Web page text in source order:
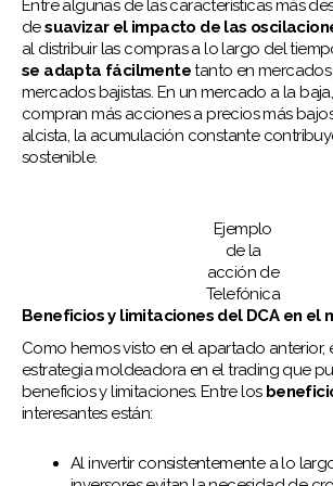
Entre algunas de las características más
desuavizar el impacto de las
al distribuir las compras a lo largo del
se adapta fácilmentetanto en
mercados bajistas. En un mercado a la
compran más acciones a precios más
alcista, la acumulación constante
sostenible.
Ejemplo
de la
acción de
Telefónica
Beneficios y limitaciones del DCA en el
Como hemos visto en el apartado anterior,
estrategia moldeadora en el trading que
beneficios y limitaciones. Entre los
interesantes están:
Al invertir consistentemente a lo